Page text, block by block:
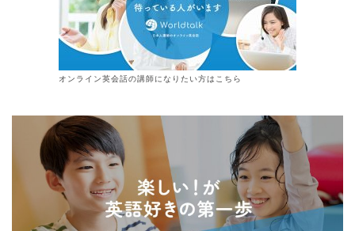
オンライン英会話の講師になりたい方はこちら